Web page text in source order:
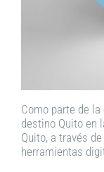
Como parte de
destino Quito en
Quito, a través
herramientas